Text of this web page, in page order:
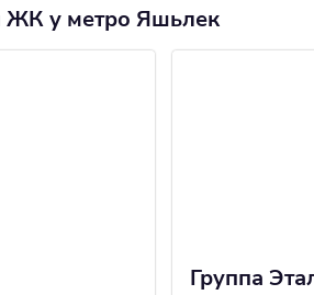
ЖК у метро Яшьлек
Группа